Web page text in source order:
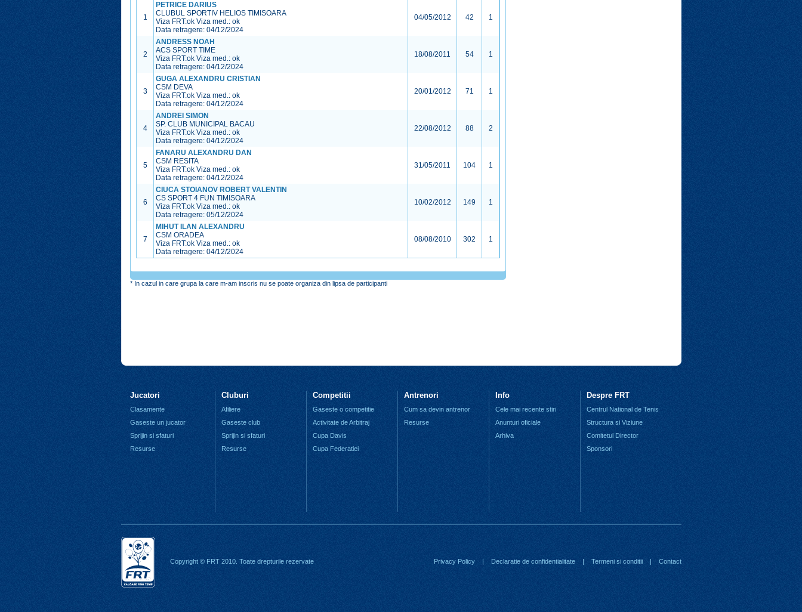
1
PETRICE DARIUS
CLUBUL SPORTIV HELIOS TIMISOARA
Viza FRT:ok Viza med.: ok
Data retragere: 04/12/2024
04/05/2012 42 1
2
ANDRESS NOAH
ACS SPORT TIME
Viza FRT:ok Viza med.: ok
Data retragere: 04/12/2024
18/08/2011 54 1
3
GUGA ALEXANDRU CRISTIAN
CSM DEVA
Viza FRT:ok Viza med.: ok
Data retragere: 04/12/2024
20/01/2012 71 1
4
ANDREI SIMON
SP. CLUB MUNICIPAL BACAU
Viza FRT:ok Viza med.: ok
Data retragere: 04/12/2024
22/08/2012 88 2
5
FANARU ALEXANDRU DAN
CSM RESITA
Viza FRT:ok Viza med.: ok
Data retragere: 04/12/2024
31/05/2011 104 1
6
CIUCA STOIANOV ROBERT VALENTIN
CS SPORT 4 FUN TIMISOARA
Viza FRT:ok Viza med.: ok
Data retragere: 05/12/2024
10/02/2012 149 1
7
MIHUT ILAN ALEXANDRU
CSM ORADEA
Viza FRT:ok Viza med.: ok
Data retragere: 04/12/2024
08/08/2010 302 1
* In cazul in care grupa la care m-am inscris nu se poate organiza din lipsa de participanti
Jucatori
Clasamente
Gaseste un jucator
Sprijin si sfaturi
Resurse
Cluburi
Afiliere
Gaseste club
Sprijin si sfaturi
Resurse
Competitii
Gaseste o competitie
Activitate de Arbitraj
Cupa Davis
Cupa Federatiei
Antrenori
Cum sa devin antrenor
Resurse
Info
Cele mai recente stiri
Anunturi oficiale
Arhiva
Despre FRT
Centrul National de Tenis
Structura si Viziune
Comitetul Director
Sponsori
Copyright © FRT 2010. Toate drepturile rezervate Contact
|
Termeni si conditii
|
Declaratie de confidentialitate
|
Privacy Policy